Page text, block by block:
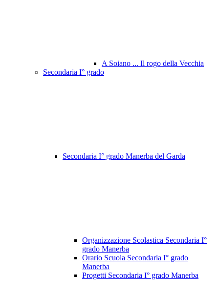
A Soiano ... Il rogo della Vecchia
Secondaria I° grado
Secondaria I° grado Manerba del Garda
Organizzazione Scolastica Secondaria I°
grado Manerba
Orario Scuola Secondaria I° grado
Manerba
Progetti Secondaria I° grado Manerba